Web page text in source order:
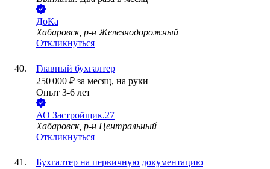
ДоКа
Хабаровск, р-н Железнодорожный
Откликнуться
Главный бухгалтер
250 000 ₽ за месяц, на руки
Опыт 3-6 лет
АО Застройщик.27
Хабаровск, р-н Центральный
Откликнуться
Бухгалтер на первичную документацию